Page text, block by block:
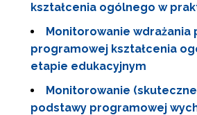
kształcenia ogólnego w
Monitorowanie wdrażania
programowej kształcenia
etapie edukacyjnym
Monitorowanie
podstawy programowej